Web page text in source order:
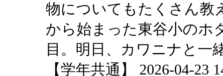
物についてもたくさん教
から始まった東谷小のホ
目。明日、カワニナと一
【学年共通】 2026-04-23